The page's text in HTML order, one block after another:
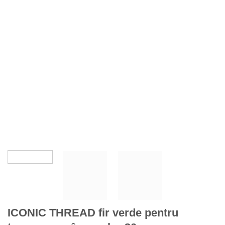
ICONIC THREAD fir verde pentru